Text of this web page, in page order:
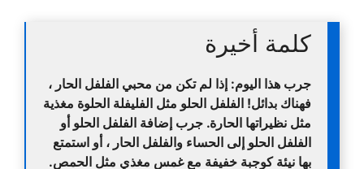
كلمة أخيرة
جرب هذا اليوم: إذا لم تكن من محبي الفلفل الحار ،
فهناك بدائل! الفلفل الحلو مثل الفليفلة الحلوة مغذية
مثل نظيراتها الحارة. جرب إضافة الفلفل الحلو أو
الفلفل الحلو إلى الحساء والفلفل الحار ، أو استمتع
بها نيئة كوجبة خفيفة مع غمس مغذي مثل الحمص.